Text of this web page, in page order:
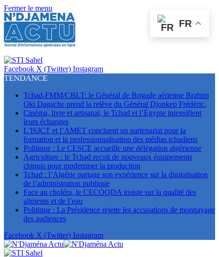
Fermer le menu
Facebook X (Twitter) Instagram
TENDANCE
Tchad-FMM/CBLT: le Général de Brigade aérienne Brahim
Oki Dagache prend la relève du Général Djonkep Frédéric.
Cinéma, livre et artisanat, le Tchad et l’Égypte intensifient
leurs échanges
L’ISJCT et l’AMET concluent un partenariat pour la
formation et la professionnalisation des médias tchadiens
Politique : Le CESCE accueille une délégation algérienne
Agriculture : le Tchad reçoit de nouveaux équipements
chinois pour moderniser la production
Tchad : l’Algérie partage son expérience sur la digitalisation
de l’administration publique
Face au choléra, le CECOQDA insiste sur la qualité des
aliments et de l’eau
Politique : La Présidence rejette les accusations de monnayage
des audiences
Facebook X (Twitter) Instagram
FR